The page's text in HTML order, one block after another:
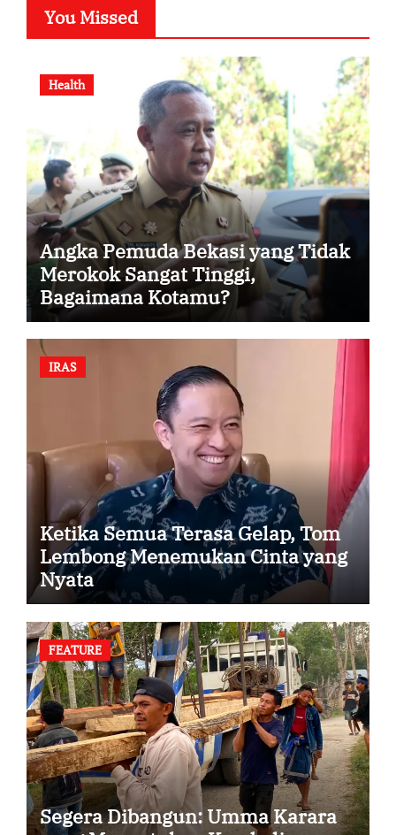
You Missed
Health
Angka Pemuda Bekasi yang Tidak
Merokok Sangat Tinggi,
Bagaimana Kotamu?
IRAS
Ketika Semua Terasa Gelap, Tom
Lembong Menemukan Cinta yang
Nyata
FEATURE
Segera Dibangun: Umma Karara